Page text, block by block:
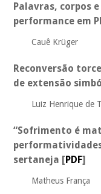
Palavras, corpos
performance em
Cauê Krüger
Reconversão
de extensão
Luiz Henrique de
“Sofrimento é
sertaneja [PDF]
Matheus França